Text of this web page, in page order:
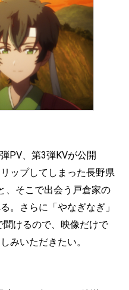
PV、第3弾KVが公開
ップしてしまった長野県
、そこで出会う戸倉家の
。さらに「やなぎなぎ」
けるので、映像だけで
みいただきたい。